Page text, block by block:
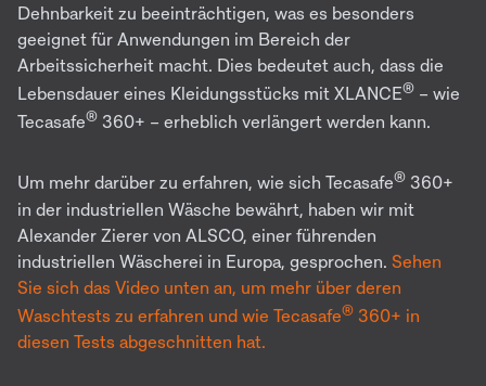
Dehnbarkeit zu beeinträchtigen, was es besonders
geeignet für Anwendungen im Bereich der
Arbeitssicherheit macht. Dies bedeutet auch, dass die
Lebensdauer eines Kleidungsstücks mit XLANCE® – wie
Tecasafe® 360+ – erheblich verlängert werden kann.
Um mehr darüber zu erfahren, wie sich Tecasafe® 360+
in der industriellen Wäsche bewährt, haben wir mit
Alexander Zierer von ALSCO, einer führenden
industriellen Wäscherei in Europa, gesprochen. Sehen
Sie sich das Video unten an, um mehr über deren
Waschtests zu erfahren und wie Tecasafe® 360+ in
diesen Tests abgeschnitten hat.